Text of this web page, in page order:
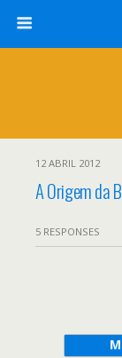
12 ABRIL 2012
A Origem da
5 RESPONSES